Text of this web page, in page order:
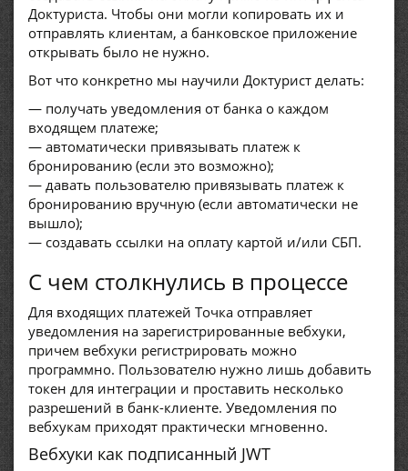
Доктуриста. Чтобы они могли копировать их и
отправлять клиентам, а банковское приложение
открывать было не нужно.
Вот что конкретно мы научили Доктурист делать:
— получать уведомления от банка о каждом
входящем платеже;
— автоматически привязывать платеж к
бронированию (если это возможно);
— давать пользователю привязывать платеж к
бронированию вручную (если автоматически не
вышло);
— создавать ссылки на оплату картой и/или СБП.
С чем столкнулись в процессе
Для входящих платежей Точка отправляет
уведомления на зарегистрированные вебхуки,
причем вебхуки регистрировать можно
программно. Пользователю нужно лишь добавить
токен для интеграции и проставить несколько
разрешений в банк-клиенте. Уведомления по
вебхукам приходят практически мгновенно.
Вебхуки как подписанный JWT